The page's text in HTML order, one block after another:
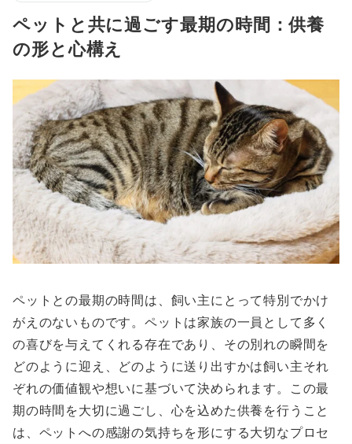
ペットと共に過ごす最期の時間：供養
の形と心構え
ペットとの最期の時間は、飼い主にとって特別でかけ
がえのないものです。ペットは家族の一員として多く
の喜びを与えてくれる存在であり、その別れの瞬間を
どのように迎え、どのように送り出すかは飼い主それ
ぞれの価値観や想いに基づいて決められます。この最
期の時間を大切に過ごし、心を込めた供養を行うこと
は、ペットへの感謝の気持ちを形にする大切なプロセ